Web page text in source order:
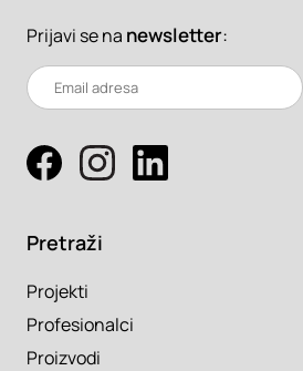
Prijavi se na newsletter:
Pretraži
Projekti
Profesionalci
Proizvodi